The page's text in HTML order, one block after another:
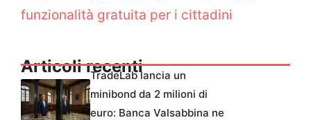
funzionalità gratuita per i cittadini
Articoli recenti
TradeLab lancia un
minibond da 2 milioni di
euro: Banca Valsabbina ne